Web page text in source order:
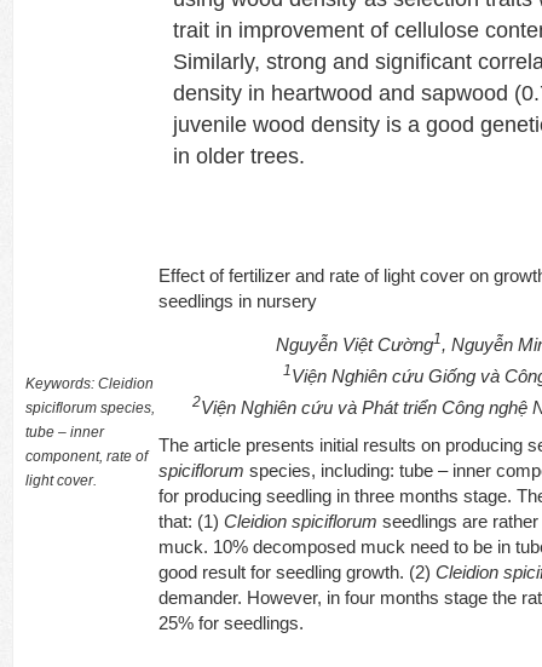
trait in improvement of cellulose
Similarly, strong and significant
density in heartwood and sapwood
juvenile wood density is a good
in older trees.
Keywords: Cleidion
spiciflorum species,
tube – inner
component, rate of
light cover.
Effect of fertilizer and rate of light cover on
seedlings in nursery
Nguyễn Việt Cường1, Nguyễn
1Viện Nghiên cứu Giống và
2Viện Nghiên cứu và Phát triển Công nghệ
The article presents initial results on producing
spiciflorum species, including: tube – inner
for producing seedling in three months stage.
that: (1) Cleidion spiciflorum seedlings are
muck. 10% decomposed muck need to be in
good result for seedling growth. (2) Cleidion
demander. However, in four months stage the
25% for seedlings.